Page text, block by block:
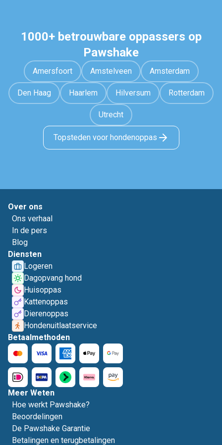
1000+ betrouwbare oppassers op
Pawshake
Amersfoort Amstelveen Amsterdam
Den Haag Haarlem Hilversum Rotterdam
Utrecht
Topsteden voor hondenoppas
Over ons
Ons verhaal
In de pers
Blog
Diensten
Logeren
Dagopvang hond
Huisoppas
Kattenoppas
Dierenoppas
Hondenuitlaatservice
Betaalmethoden
Meer Weten
Hoe werkt Pawshake?
Beoordelingen
De Pawshake Garantie
Betalingen en terugbetalingen